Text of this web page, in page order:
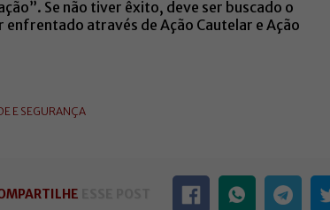
Se não tiver êxito, deve ser buscado o
enfrentado através de Ação Cautelar e Ação
E SEGURANÇA